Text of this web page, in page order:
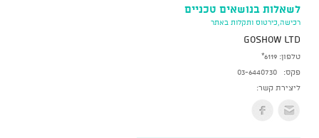
לשאלות בנושאים טכניים
רכישה,כירטוס ותקלות באתר
GoShow LTD
טלפון: *6119
פקס:
03-6440730
ליצירת קשר: